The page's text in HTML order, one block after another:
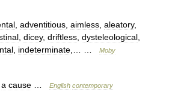
adventitious aimless aleatory,
dicey, driftless dysteleological
indeterminate
Moby
a cause English contemporary